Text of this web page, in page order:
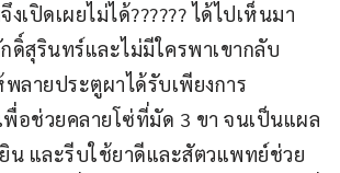
เปิดเผยไม่ได้?????? ได้ไปเห็นมา
ดิ์สุรินทร์​และไม่มีใครพาเขากลับ
ลายประตูผาได้รับเพียงการ
พื่อช่วยคลายโซ่ที่มัด 3 ขา จนเป็นแผล
น และรีบใช้ยาดีและสัตวแพทย์ช่วย